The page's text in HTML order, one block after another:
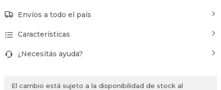
Envíos a todo el país
Características
¿Necesitás ayuda?
El cambio está sujeto a la disponibilidad de stock al